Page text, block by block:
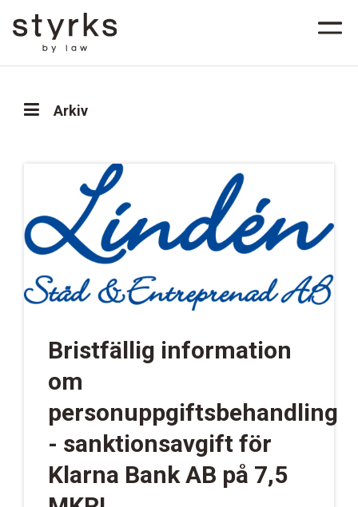
Arkiv
Bristfällig information
om
personuppgiftsbehandling
- sanktionsavgift för
Klarna Bank AB på 7,5